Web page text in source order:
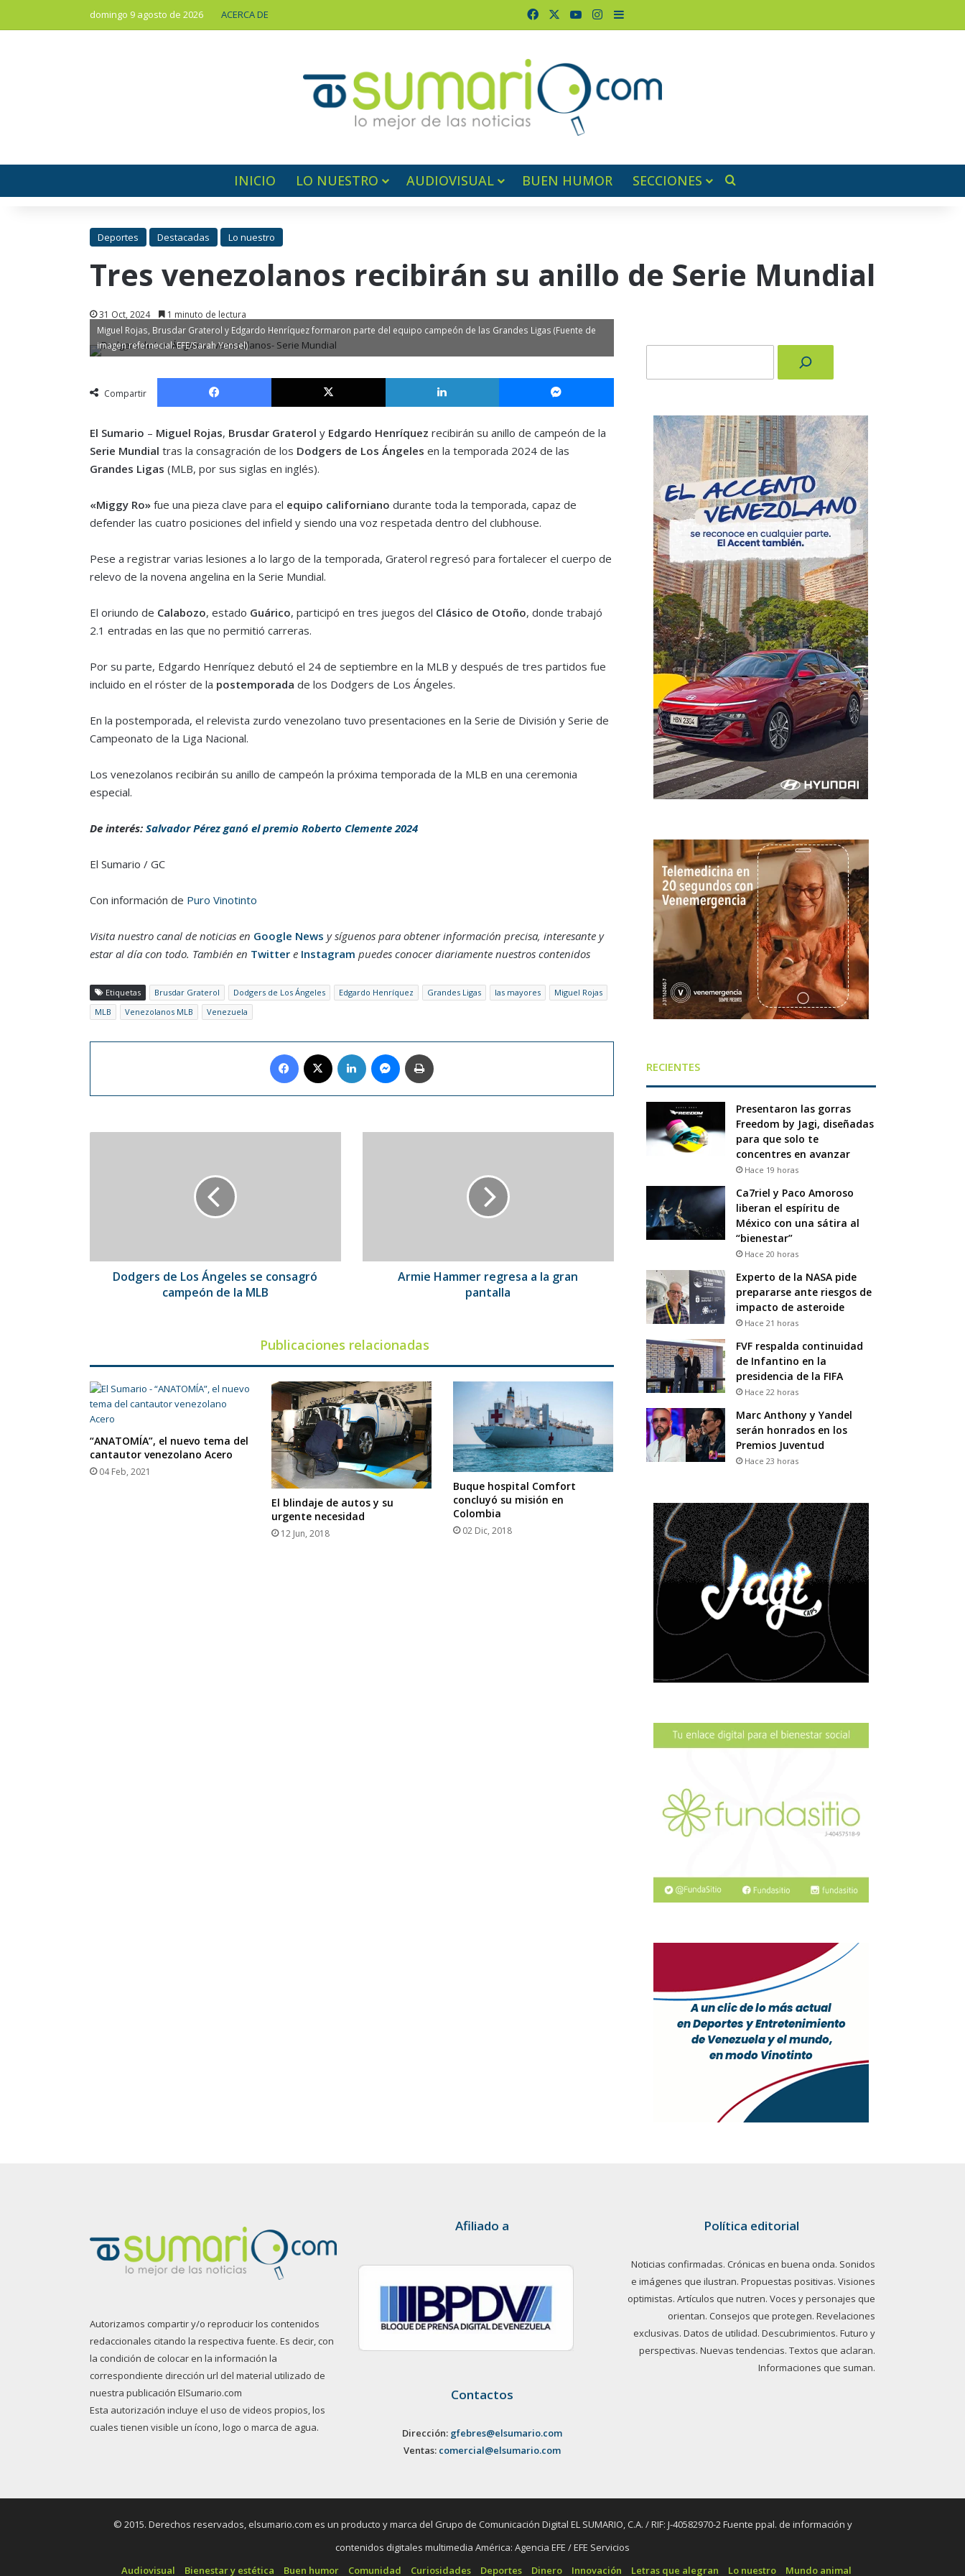
domingo 9 agosto de 2026 ACERCA DE FacebookYouTubeInstagram
Barra lateral
INICIO LO NUESTRO AUDIOVISUAL BUEN HUMOR SECCIONES
Deportes Destacadas Lo nuestro
Tres venezolanos recibirán su anillo de Serie Mundial
31 Oct, 2024 1 minuto de lectura
Miguel Rojas, Brusdar Graterol y Edgardo Henríquez formaron parte del equipo campeón de las Grandes Ligas (Fuente de
imagen refernecial: EFE/Sarah Yensel)
Compartir
Facebook X LinkedIn Messenger
El Sumario – Miguel Rojas, Brusdar Graterol yEdgardo Henríquez recibirán su anillo de campeón de la
Serie Mundial tras la consagración de los Dodgers de Los Ángeles en la temporada 2024 de las
Grandes Ligas (MLB, por sus siglas en inglés).
«Miggy Ro»fue una pieza clave para el equipo californiano durante toda la temporada, capaz de
defender las cuatro posiciones del infield y siendo una voz respetada dentro del clubhouse.
Pese a registrar varias lesiones a lo largo de la temporada, Graterol regresó para fortalecer el cuerpo de
relevo de la novena angelina en la Serie Mundial.
El oriundo de Calabozo, estado Guárico, participó en tres juegos del Clásico de Otoño, donde trabajó
2.1 entradas en las que no permitió carreras.
Por su parte, Edgardo Henríquez debutó el 24 de septiembre en la MLB y después de tres partidos fue
incluido en el róster de la postemporada de los Dodgers de Los Ángeles.
En la postemporada, el relevista zurdo venezolano tuvo presentaciones en la Serie de División y Serie de
Campeonato de la Liga Nacional.
Los venezolanos recibirán su anillo de campeón la próxima temporada de la MLB en una ceremonia
especial.
De interés:Salvador Pérez ganó el premio Roberto Clemente 2024
El Sumario / GC
Con información de Puro Vinotinto
Visita nuestro canal de noticias en Google News y síguenos para obtener información precisa, interesante y
estar al día con todo. También en Twittere Instagram puedes conocer diariamente nuestros contenidos
Etiquetas Brusdar Graterol Dodgers de Los Ángeles Edgardo Henríquez Grandes Ligas las mayores
Miguel Rojas
MLB
Venezolanos MLB Venezuela
Facebook LinkedIn Messenger
la
Dodgers de Los Ángeles se consagró
campeón de la MLB
Armie Hammer regresa a la gran
pantalla
Publicaciones relacionadas
“ANATOMÍA”, el nuevo tema del
cantautor venezolano Acero
04 Feb, 2021
El blindaje de autos y su
urgente necesidad
12 Jun, 2018
Buque hospital Comfort
concluyó su misión en
Colombia
02 Dic, 2018
RECIENTES
Presentaron las gorras
Freedom by Jagi, diseñadas
para que solo te
concentres en avanzar
Hace 19 horas
Ca7riel y Paco Amoroso
liberan el espíritu de
México con una sátira al
“bienestar”
Hace 20 horas
Experto de la NASA pide
prepararse ante riesgos de
impacto de asteroide
Hace 21 horas
FVF respalda continuidad
de Infantino en la
presidencia de la FIFA
Hace 22 horas
Marc Anthony y Yandel
serán honrados en los
Premios Juventud
Hace 23 horas
Autorizamos compartir y/o reproducir los contenidos
redaccionales citando la respectiva fuente. Es decir, con
la condición de colocar en la información la
correspondiente dirección url del material utilizado de
nuestra publicación ElSumario.com
Esta autorización incluye el uso de videos propios, los
cuales tienen visible un ícono, logo o marca de agua.
Afiliado a
Contactos
Dirección: gfebres@elsumario.com
Ventas: comercial@elsumario.com
Política editorial
Noticias confirmadas. Crónicas en buena onda. Sonidos
e imágenes que ilustran. Propuestas positivas. Visiones
optimistas. Artículos que nutren. Voces y personajes que
orientan. Consejos que protegen. Revelaciones
exclusivas. Datos de utilidad. Descubrimientos. Futuro y
perspectivas. Nuevas tendencias. Textos que aclaran.
Informaciones que suman.
© 2015. Derechos reservados, elsumario.com es un producto y marca del Grupo de Comunicación Digital EL SUMARIO, C.A. / RIF: J-40582970-2 Fuente ppal. de información y
contenidos digitales multimedia América: Agencia EFE / EFE Servicios
Audiovisual
Bienestar y estética Buen humor Comunidad Curiosidades Deportes Dinero Innovación Letras que alegran Lo nuestro Mundo animal